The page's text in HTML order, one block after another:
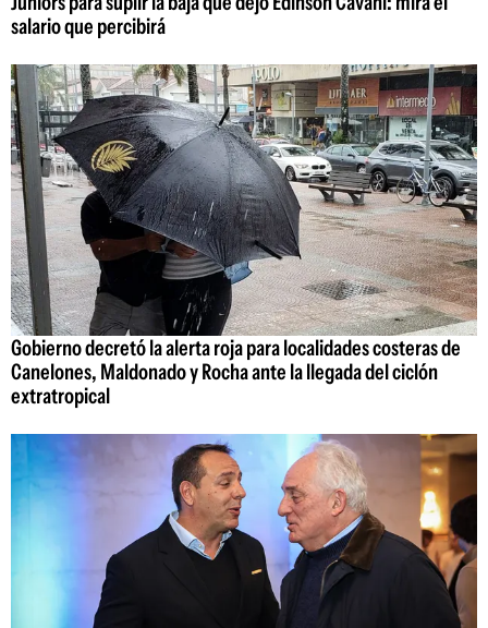
salario que percibirá
Gobierno decretó la alerta roja para localidades costeras de
Canelones, Maldonado y Rocha ante la llegada del ciclón
extratropical